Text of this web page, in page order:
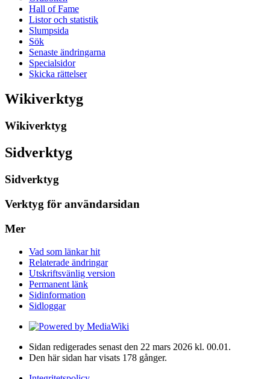
Hall of Fame
Listor och statistik
Slumpsida
Sök
Senaste ändringarna
Specialsidor
Skicka rättelser
Wikiverktyg
Wikiverktyg
Sidverktyg
Sidverktyg
Verktyg för användarsidan
Mer
Vad som länkar hit
Relaterade ändringar
Utskriftsvänlig version
Permanent länk
Sidinformation
Sidloggar
Sidan redigerades senast den 22 mars 2026 kl. 00.01.
Den här sidan har visats 178 gånger.